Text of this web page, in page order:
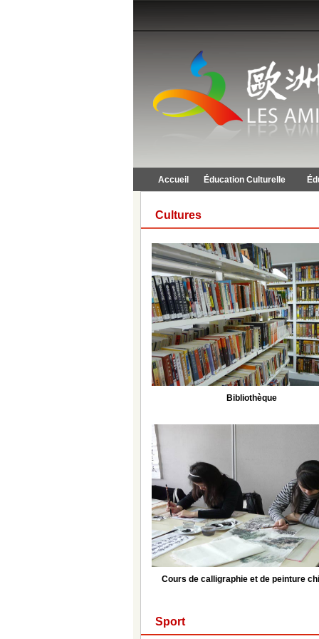
Accueil Éducation Culturelle
Cultures
Bibliothèque
Cours de calligraphie et de peinture
Sport